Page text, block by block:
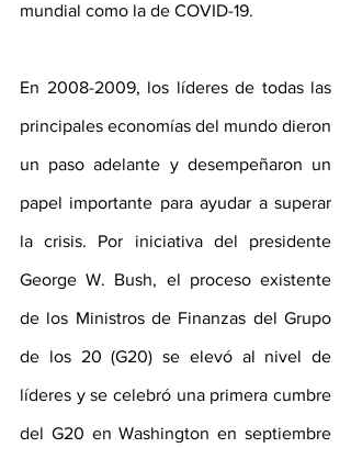
mundial como la de COVID-19.
En 2008-2009, los líderes de todas las
principales economías del mundo dieron
un paso adelante y desempeñaron un
papel importante para ayudar a superar
la crisis. Por iniciativa del presidente
George W. Bush, el proceso existente
de los Ministros de Finanzas del Grupo
de los 20 (G20) se elevó al nivel de
líderes y se celebró una primera cumbre
del G20 en Washington en septiembre